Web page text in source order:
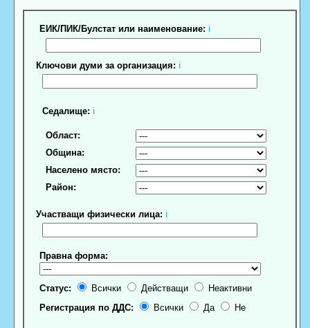
ЕИК/ПИК/Булстат или наименование: ℹ
Ключови думи за организация: ℹ
Седалище: ℹ
Област:
Община:
Населено място:
Район:
Участващи физически лица: ℹ
Правна форма:
Статус: Всички Действащи
Неактивни
Регистрация по ДДС:
Всички Да Не